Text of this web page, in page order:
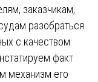
заказчикам,
разобраться
с качеством
факт
механизм его